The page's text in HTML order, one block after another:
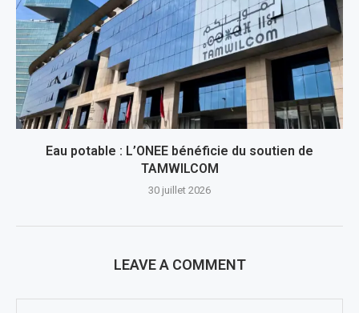
Eau potable : L’ONEE bénéficie du soutien de
TAMWILCOM
30 juillet 2026
LEAVE A COMMENT